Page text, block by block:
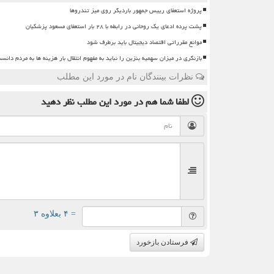
پروژه استعفای رییس جمهور باردیگر روی میز تندروها
پشت پرده ادعای یک روحانی در رابطه با ۲۸ بار استعفای مسعود پزشکیان
موانع مقرراتی اقتصاد دیجیتال باید برطرف شود
بازنگری در میزان سهمیه بنزین را نباید به مفهوم انتقال بار هزینه ها به مردم
نظرات بینندگان نام در مورد این مطلب
لطفا شما همدر مورد این مطلبنظر دهید
= ۴ بعلاوه ۳
فرستادن بازخورد